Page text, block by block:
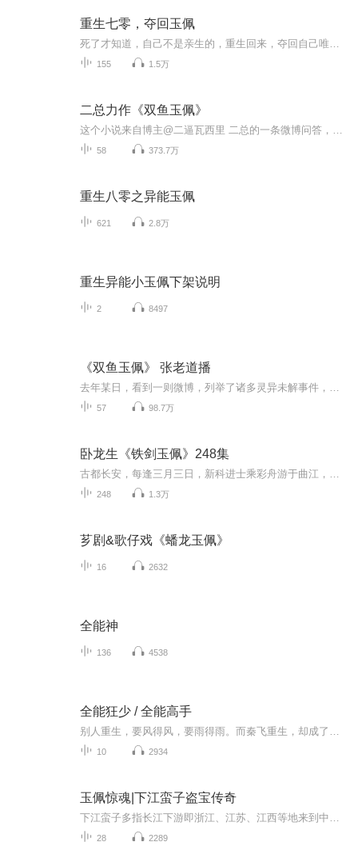
重生七零，夺回玉佩
155 1.5万
二总力作《双鱼玉佩》
58 373.7万
重生八零之异能玉佩
621 2.8万
重生异能小玉佩下架说明
2 8497
《双鱼玉佩》 张老道播
57 98.7万
卧龙生《铁剑玉佩》248集
248 1.3万
芗剧&歌仔戏《蟠龙玉佩》
16 2632
全能神
136 4538
全能狂少 / 全能高手
10 2934
玉佩惊魂|下江蛮子盗宝传奇
28 2289